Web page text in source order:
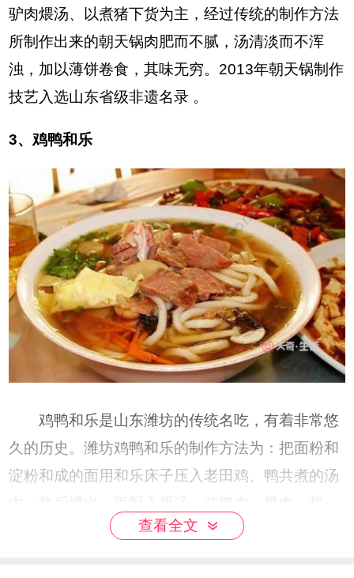
驴肉煨汤、以煮猪下货为主，经过传统的制作方法
所制作出来的朝天锅肉肥而不腻，汤清淡而不浑
浊，加以薄饼卷食，其味无穷。2013年朝天锅制作
技艺入选山东省级非遗名录 。
3、鸡鸭和乐
鸡鸭和乐是山东潍坊的传统名吃，有着非常悠
久的历史。潍坊鸡鸭和乐的制作方法为：把面粉和
淀粉和成的面用和乐床子压入老田鸡、鸭共煮的汤
蒜、咸香椿、咸韭菜、辣椒油等即可，吃起来柔韧
查看全文